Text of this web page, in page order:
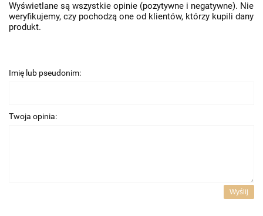
Wyświetlane są wszystkie opinie (pozytywne i negatywne). Nie
weryfikujemy, czy pochodzą one od klientów, którzy kupili dany
produkt.
Imię lub pseudonim:
Twoja opinia:
Wyślij